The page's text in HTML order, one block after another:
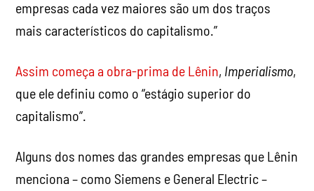
empresas cada vez maiores são um dos traços
mais característicos do capitalismo.”
Assim começa a obra-prima de Lênin, Imperialismo,
que ele definiu como o “estágio superior do
capitalismo”.
Alguns dos nomes das grandes empresas que Lênin
menciona – como Siemens e General Electric –